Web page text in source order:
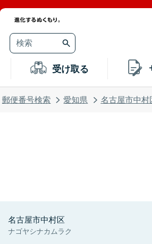
受け取る
郵便番号検索 愛知県 名古屋市中村
名古屋市中村区
ナゴヤシナカムラク